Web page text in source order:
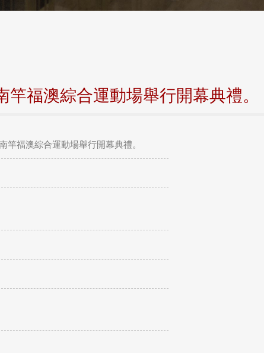
福澳綜合運動場舉行開幕典禮。
竿福澳綜合運動場舉行開幕典禮。